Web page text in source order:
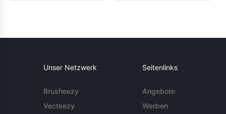
Unser Netzwerk
Brusheezy
Vecteezy
Seitenlinks
Angebote
Werben